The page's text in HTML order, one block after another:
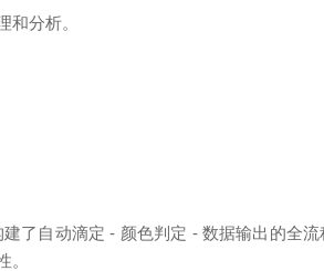
和分析。
了自动滴定 - 颜色判定 - 数据输出的全
。